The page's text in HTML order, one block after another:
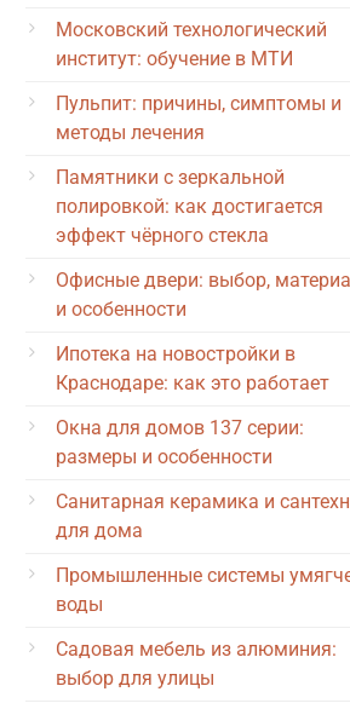
Московский технологический
институт: обучение в МТИ
Пульпит: причины, симптомы и
методы лечения
Памятники с зеркальной
полировкой: как достигается
эффект чёрного стекла
Офисные двери: выбор,
и особенности
Ипотека на новостройки в
Краснодаре: как это работает
Окна для домов 137 серии:
размеры и особенности
Санитарная керамика и
для дома
Промышленные системы
воды
Садовая мебель из алюминия:
выбор для улицы